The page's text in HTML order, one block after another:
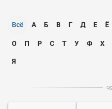
Всё А Б В Г Д Е Ё
О П Р С Т У Ф Х
Я